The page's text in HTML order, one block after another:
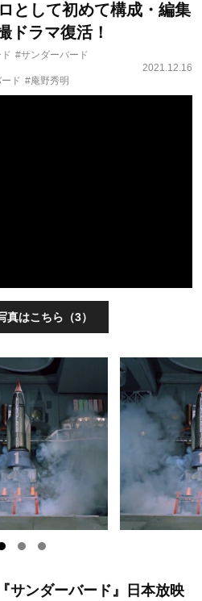
として初めて構成・編集
ドラマ復活！
#サンダーバード
ド #庵野秀明
2021.12.16
真はこちら（3）
サンダーバード』日本放映